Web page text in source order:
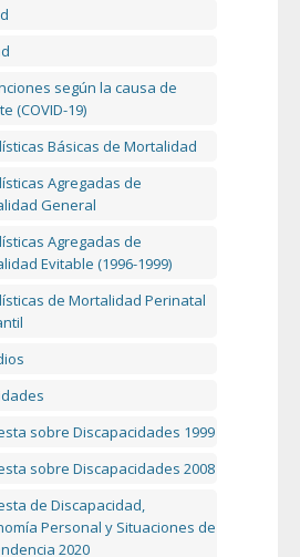
según la causa de
(COVID-19)
Básicas de Mortalidad
Agregadas de
General
Agregadas de
Evitable (1996-1999)
de Mortalidad Perinatal
sobre Discapacidades 1999
sobre Discapacidades 2008
de Discapacidad,
Personal y Situaciones de
2020